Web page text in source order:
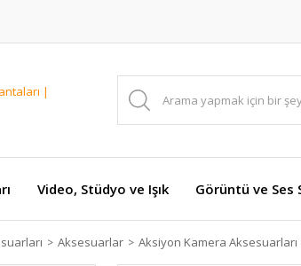
Video, Stüdyo ve Işık Görüntü ve Ses
Aksesuarlar Aksiyon Kamera Aksesuarları